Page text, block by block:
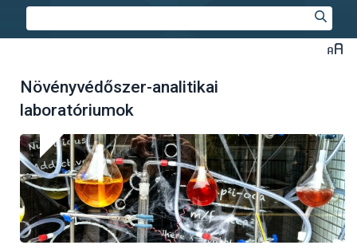
Növényvédőszer-analitikai
laboratóriumok